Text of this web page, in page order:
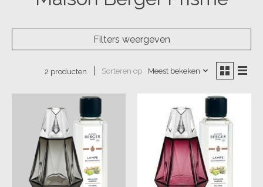
Filters weergeven
2 producten Sorteren op Meest bekeken